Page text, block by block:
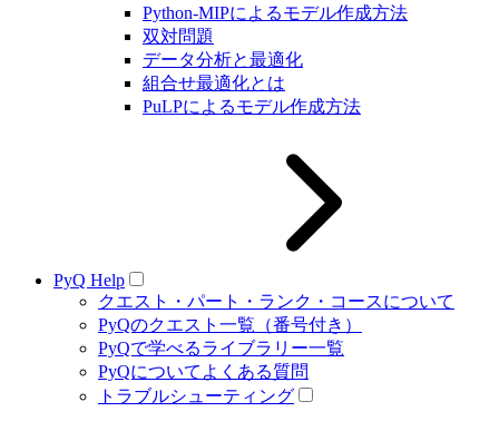
Python-MIPによるモデル作成方法
双対問題
データ分析と最適化
組合せ最適化とは
PuLPによるモデル作成方法
PyQ Help
クエスト・パート・ランク・コースについて
PyQのクエスト一覧（番号付き）
PyQで学べるライブラリー一覧
PyQについてよくある質問
トラブルシューティング